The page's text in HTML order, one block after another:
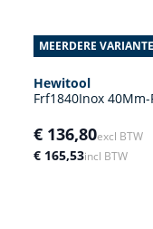
MEERDERE
Hewitool
Frf1840Inox
€ 136,80excl BTW
€ 165,53incl BTW